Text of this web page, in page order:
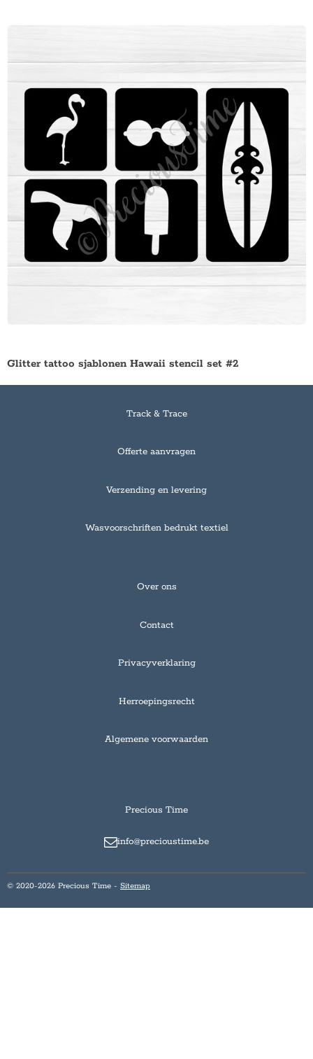
Glitter tattoo sjablonen Hawaii stencil set #2
Track & Trace
Offerte aanvragen
Verzending en levering
Wasvoorschriften bedrukt textiel
Over ons
Contact
Privacyverklaring
Herroepingsrecht
Algemene voorwaarden
Precious Time
info@precioustime.be
© 2020-2026 Precious Time - Sitemap